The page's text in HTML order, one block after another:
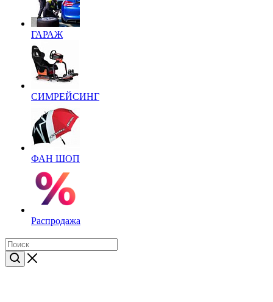
ГАРАЖ
СИМРЕЙСИНГ
ФАН ШОП
Распродажа